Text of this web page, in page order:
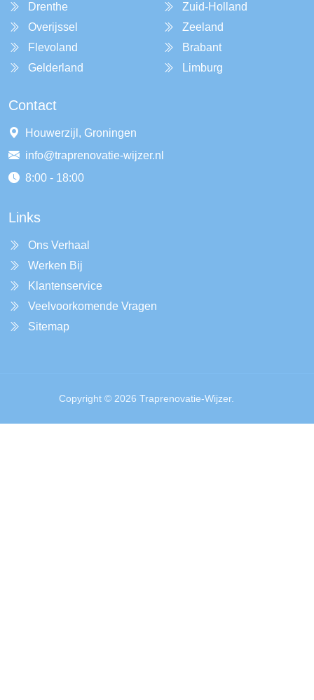
Drenthe
Overijssel
Flevoland
Gelderland
Zuid-Holland
Zeeland
Brabant
Limburg
Contact
Houwerzijl, Groningen
info@traprenovatie-wijzer.nl
8:00 - 18:00
Links
Ons Verhaal
Werken Bij
Klantenservice
Veelvoorkomende Vragen
Sitemap
Copyright © 2026 Traprenovatie-Wijzer.